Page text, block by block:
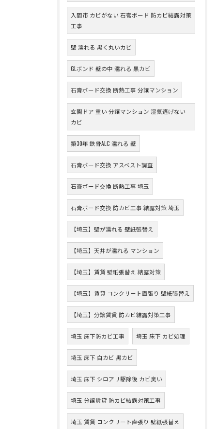
入間市 カビがない 石膏ボード 防カビ結露対策
工事
壁 濡れる 黒く丸いカビ
GLボンド 壁の中 濡れる 黒カビ
石膏ボード交換 断熱工事 分譲マンション
玄関ドア 重い 分譲マンション 湿気逃げない
カビ
築30年 鉄骨ALC 濡れる 壁
石膏ボード交換 アスベスト調査
石膏ボード交換 断熱工事 埼玉
石膏ボード交換 防カビ工事 結露対策 埼玉
【埼玉】壁が濡れる 壁紙張替え
【埼玉】天井が濡れる マンション
【埼玉】賃貸 壁紙張替え 結露対策
【埼玉】賃貸 コンクリート直張り 壁紙張替え
【埼玉】分譲賃貸 防カビ結露対策工事
埼玉 床下防カビ工事 埼玉 床下 カビ処理
埼玉 床下 白カビ 黒カビ
埼玉 床下 シロアリ駆除後 カビ臭い
埼玉 分譲賃貸 防カビ結露対策工事
埼玉 賃貸 コンクリート直張り 壁紙張替え